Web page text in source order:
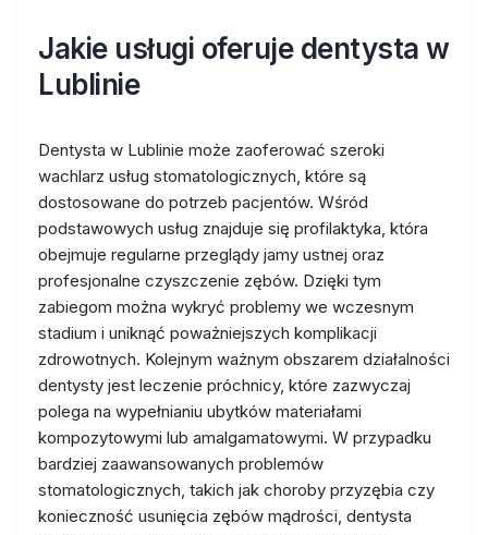
Jakie usługi oferuje dentysta w
Lublinie
Dentysta w Lublinie może zaoferować szeroki
wachlarz usług stomatologicznych, które są
dostosowane do potrzeb pacjentów. Wśród
podstawowych usług znajduje się profilaktyka, która
obejmuje regularne przeglądy jamy ustnej oraz
profesjonalne czyszczenie zębów. Dzięki tym
zabiegom można wykryć problemy we wczesnym
stadium i uniknąć poważniejszych komplikacji
zdrowotnych. Kolejnym ważnym obszarem działalności
dentysty jest leczenie próchnicy, które zazwyczaj
polega na wypełnianiu ubytków materiałami
kompozytowymi lub amalgamatowymi. W przypadku
bardziej zaawansowanych problemów
stomatologicznych, takich jak choroby przyzębia czy
konieczność usunięcia zębów mądrości, dentysta